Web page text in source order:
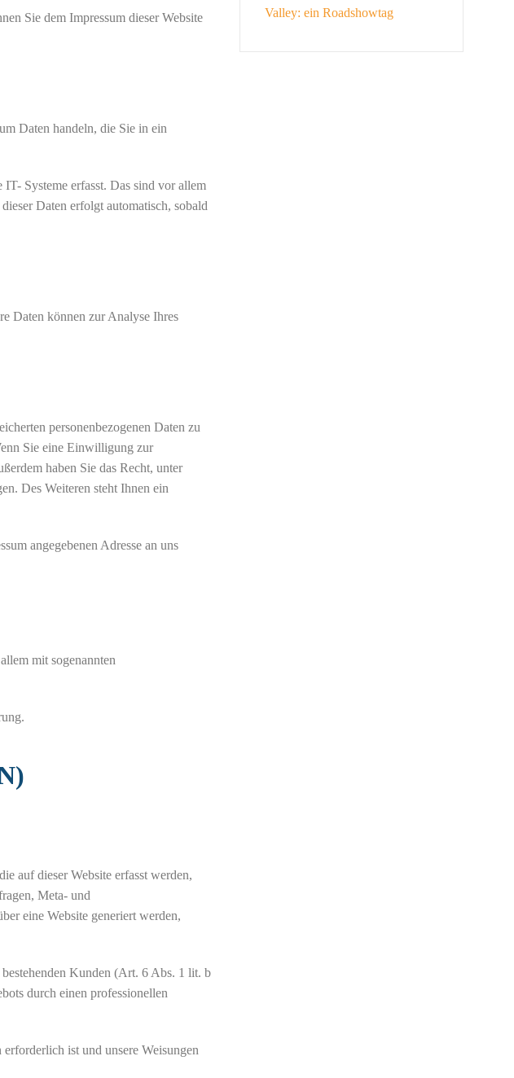
Sie dem Impressum dieser Website
Daten handeln, die Sie in ein
Systeme erfasst. Das sind vor allem
Daten erfolgt automatisch, sobald
Daten können zur Analyse Ihres
personenbezogenen Daten zu
Sie eine Einwilligung zur
haben Sie das Recht, unter
Des Weiteren steht Ihnen ein
angegebenen Adresse an uns
mit sogenannten
auf dieser Website erfasst werden,
Meta- und
eine Website generiert werden,
Kunden (Art. 6 Abs. 1 lit. b
durch einen professionellen
ist und unsere Weisungen
Valley: ein Roadshowtag